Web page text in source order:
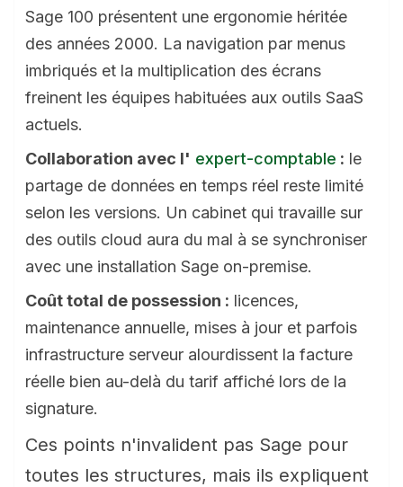
Sage 100 présentent une ergonomie héritée
des années 2000. La navigation par menus
imbriqués et la multiplication des écrans
freinent les équipes habituées aux outils SaaS
actuels.
Collaboration avec l' expert-comptable : le
partage de données en temps réel reste limité
selon les versions. Un cabinet qui travaille sur
des outils cloud aura du mal à se synchroniser
avec une installation Sage on-premise.
Coût total de possession : licences,
maintenance annuelle, mises à jour et parfois
infrastructure serveur alourdissent la facture
réelle bien au-delà du tarif affiché lors de la
signature.
Ces points n'invalident pas Sage pour
toutes les structures, mais ils expliquent